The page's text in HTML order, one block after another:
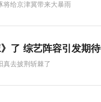
将给京津冀带来大暴雨
了 综艺阵容引发期待
真去披荆斩棘了